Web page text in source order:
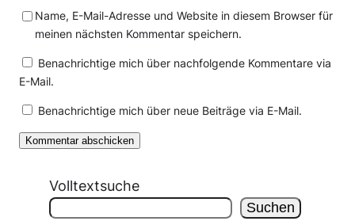
Name, E-Mail-Adresse und Website in diesem Browser für
meinen nächsten Kommentar speichern.
Benachrichtige mich über nachfolgende Kommentare via
E-Mail.
Benachrichtige mich über neue Beiträge via E-Mail.
Volltextsuche
Suchen